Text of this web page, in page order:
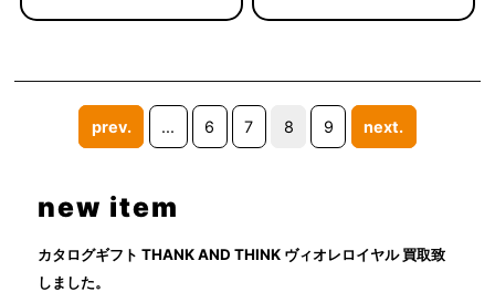
prev. ... 6 7 8 9 next.
new item
カタログギフト THANK AND THINK ヴィオレロイヤル 買取致
しました。